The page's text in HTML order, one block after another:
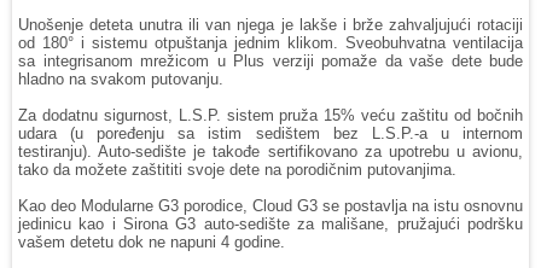
Unošenje deteta unutra ili van njega je lakše i brže zahvaljujući rotaciji
od 180° i sistemu otpuštanja jednim klikom. Sveobuhvatna ventilacija
sa integrisanom mrežicom u Plus verziji pomaže da vaše dete bude
hladno na svakom putovanju.
Za dodatnu sigurnost, L.S.P. sistem pruža 15% veću zaštitu od bočnih
udara (u poređenju sa istim sedištem bez L.S.P.-a u internom
testiranju). Auto-sedište je takođe sertifikovano za upotrebu u avionu,
tako da možete zaštititi svoje dete na porodičnim putovanjima.
Kao deo Modularne G3 porodice, Cloud G3 se postavlja na istu osnovnu
jedinicu kao i Sirona G3 auto-sedište za mališane, pružajući podršku
vašem detetu dok ne napuni 4 godine.